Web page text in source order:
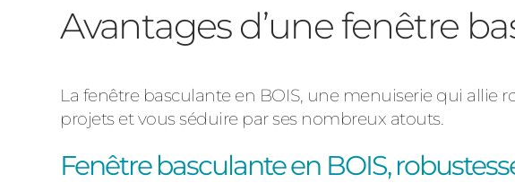
Avantages d’une fenêtre
La fenêtre basculante en BOIS, une menuiserie qui allie
projets et vous séduire par ses nombreux atouts.
Fenêtre basculante en BOIS,